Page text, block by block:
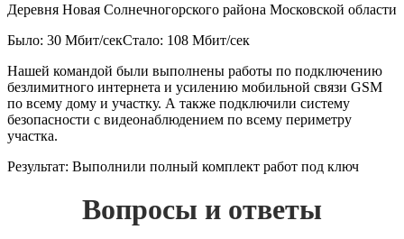
Деревня Новая Солнечногорского района Московской области
Было: 30 Мбит/секСтало: 108 Мбит/сек
Нашей командой были выполнены работы по подключению
безлимитного интернета и усилению мобильной связи GSM
по всему дому и участку. А также подключили систему
безопасности с видеонаблюдением по всему периметру
участка.
Результат: Выполнили полный комплект работ под ключ
Вопросы и ответы